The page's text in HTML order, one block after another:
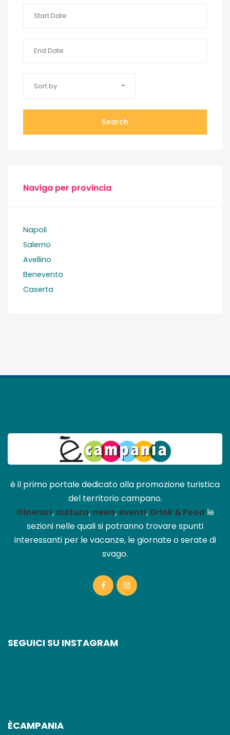
Sort by
Search
Naviga per provincia
Napoli
Salerno
Avellino
Benevento
Caserta
è il primo portale dedicato alla promozione turistica
del territorio campano.
Itinerari, cultura, news, eventi, Drink & Food le
sezioni nelle quali si potranno trovare spunti
interessanti per le vacanze, le giornate o serate di
svago.
SEGUICI SU INSTAGRAM
ÈCAMPANIA